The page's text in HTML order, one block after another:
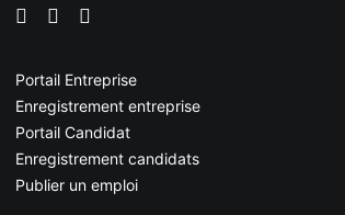
Portail Entreprise
Enregistrement entreprise
Portail Candidat
Enregistrement candidats
Publier un emploi